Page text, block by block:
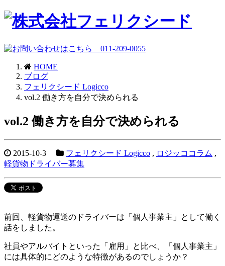
HOME
ブログ
フェリクシード Logicco
vol.2 働き方を自分で決められる
vol.2 働き方を自分で決められる
2015-10-3 フェリクシード Logicco , ロジッココラム ,
軽貨物ドライバー募集
前回、軽貨物運送のドライバーは「個人事業主」として働く
話をしました。
社員やアルバイトといった「雇用」と比べ、「個人事業主」
には具体的にどのような特徴があるのでしょうか？